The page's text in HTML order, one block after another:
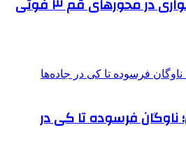
تصادف دو خودوری سواری در محورهای قم ۳ فوتی
ناوگان فرسوده تا کی در